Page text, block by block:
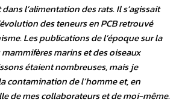
l’alimentation des rats. Il s’agissait
des teneurs en PCB retrouvé
Les publications de l’époque sur la
marins et des oiseaux
étaient nombreuses, mais je
contamination de l’homme et, en
de mes collaborateurs et de moi-même.